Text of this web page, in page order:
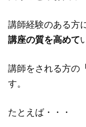
講師経験のある方
講座の質を高めて
講師をされる方の
す。
たとえば・・・